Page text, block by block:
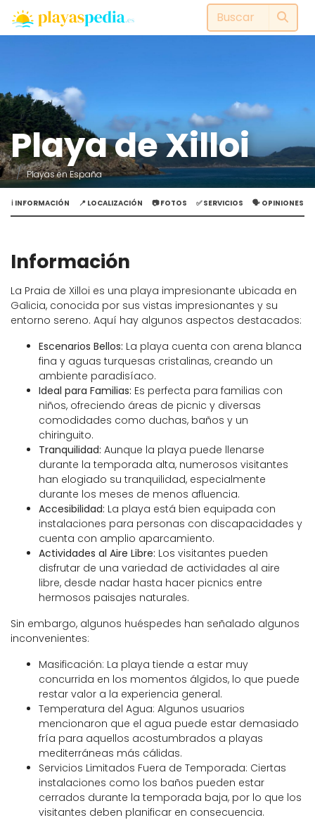
Playa de Xilloi
Playas en España
ℹ️ INFORMACIÓN 📍 LOCALIZACIÓN 📷 FOTOS ✅ SERVICIOS 🗣️ OPINIONES
Información
La Praia de Xilloi es una playa impresionante ubicada en
Galicia, conocida por sus vistas impresionantes y su
entorno sereno. Aquí hay algunos aspectos destacados:
Escenarios Bellos: La playa cuenta con arena blanca
fina y aguas turquesas cristalinas, creando un
ambiente paradisíaco.
Ideal para Familias: Es perfecta para familias con
niños, ofreciendo áreas de picnic y diversas
comodidades como duchas, baños y un
chiringuito.
Tranquilidad: Aunque la playa puede llenarse
durante la temporada alta, numerosos visitantes
han elogiado su tranquilidad, especialmente
durante los meses de menos afluencia.
Accesibilidad: La playa está bien equipada con
instalaciones para personas con discapacidades y
cuenta con amplio aparcamiento.
Actividades al Aire Libre: Los visitantes pueden
disfrutar de una variedad de actividades al aire
libre, desde nadar hasta hacer picnics entre
hermosos paisajes naturales.
Sin embargo, algunos huéspedes han señalado algunos
inconvenientes:
Masificación: La playa tiende a estar muy
concurrida en los momentos álgidos, lo que puede
restar valor a la experiencia general.
Temperatura del Agua: Algunos usuarios
mencionaron que el agua puede estar demasiado
fría para aquellos acostumbrados a playas
mediterráneas más cálidas.
Servicios Limitados Fuera de Temporada: Ciertas
instalaciones como los baños pueden estar
cerrados durante la temporada baja, por lo que los
visitantes deben planificar en consecuencia.